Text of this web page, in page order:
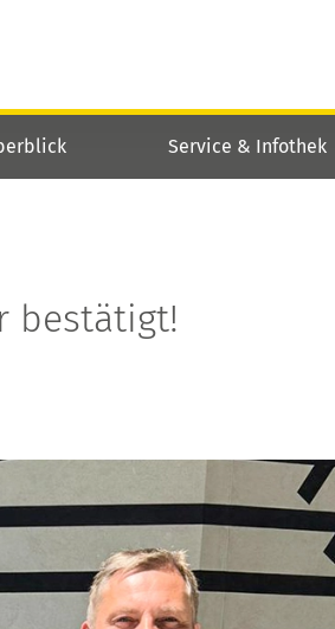
Service & Infothek
bestätigt!